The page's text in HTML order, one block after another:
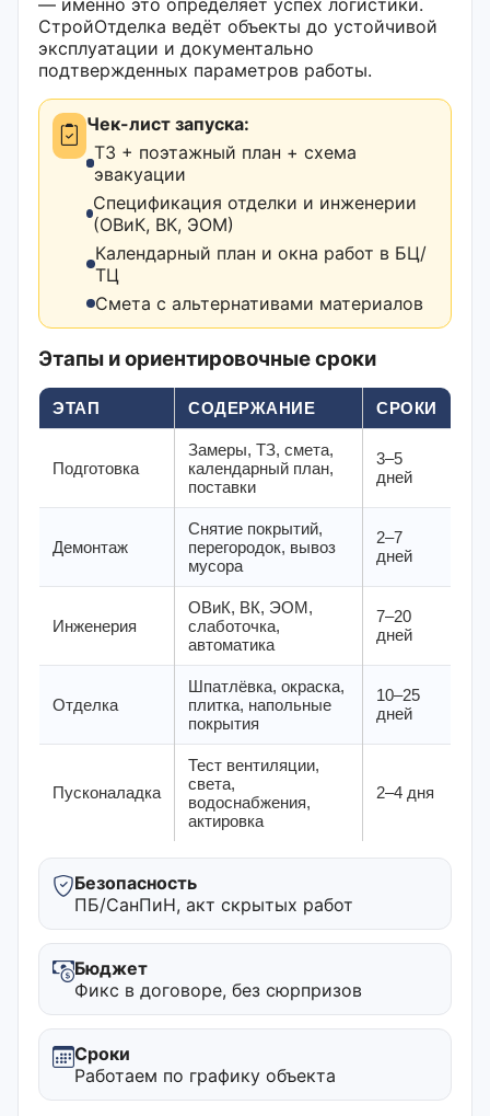
СтройОтделка ведёт объекты до устойчивой
эксплуатации и документально
подтвержденных параметров работы.
Чек-лист запуска:
ТЗ + поэтажный план + схема
эвакуации
Спецификация отделки и инженерии
(ОВиК, ВК, ЭОМ)
Календарный план и окна работ в БЦ/
ТЦ
Смета с альтернативами материалов
Этапы и ориентировочные сроки
ЭТАП СОДЕРЖАНИЕ СРОКИ
Подготовка
Замеры, ТЗ, смета,
календарный план,
поставки
3–5
дней
Демонтаж
Снятие покрытий,
перегородок, вывоз
мусора
2–7
дней
Инженерия
ОВиК, ВК, ЭОМ,
слаботочка,
автоматика
7–20
дней
Отделка
Шпатлёвка, окраска,
плитка, напольные
покрытия
10–25
дней
Пусконаладка
Тест вентиляции,
света,
водоснабжения,
актировка
2–4 дня
Безопасность
ПБ/СанПиН, акт скрытых работ
Бюджет
Фикс в договоре, без сюрпризов
Сроки
Работаем по графику объекта